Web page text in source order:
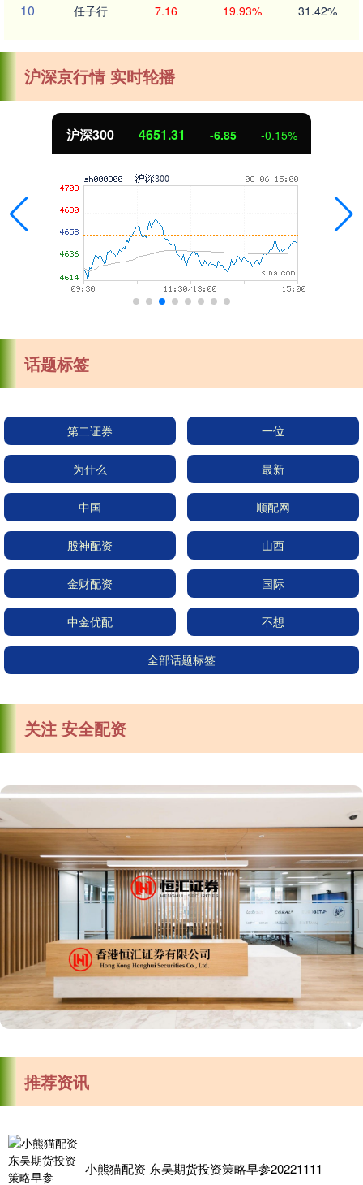
10 任子行 7.16 19.93% 31.42%
沪深京行情 实时轮播
沪深300 4651.31 -6.85 -0.15%
话题标签
第二证券 一位
为什么 最新
中国 顺配网
股神配资 山西
金财配资 国际
中金优配 不想
全部话题标签
关注 安全配资
推荐资讯
小熊猫配资 东吴期货投资策略早参20221111